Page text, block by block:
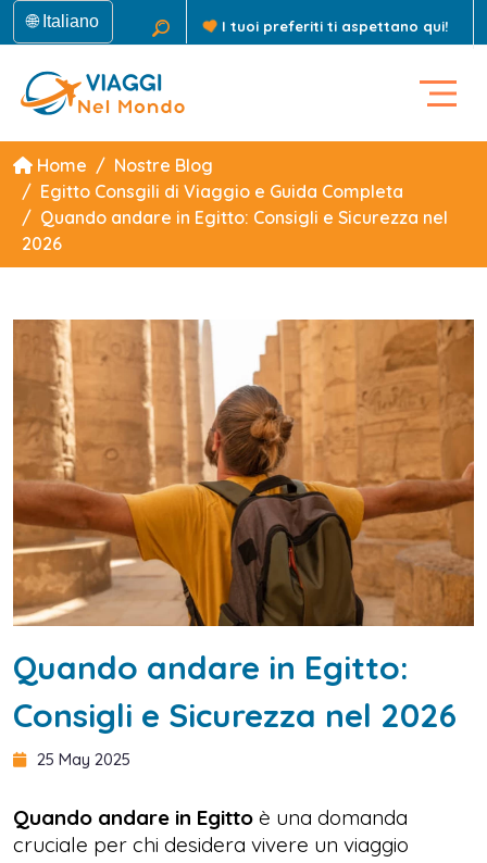
🌐 Italiano I tuoi preferiti ti aspettano qui!
Home
Nostre Blog
Egitto Consgili di Viaggio e Guida Completa
Quando andare in Egitto: Consigli e Sicurezza nel
2026
Quando andare in Egitto:
Consigli e Sicurezza nel 2026
25 May 2025
Quando andare in Egitto è una domanda
cruciale per chi desidera vivere un viaggio